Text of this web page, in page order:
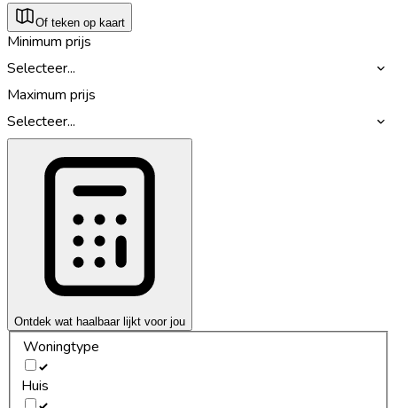
Of teken op kaart
Minimum prijs
Selecteer...
Maximum prijs
Selecteer...
Ontdek wat haalbaar lijkt voor jou
Woningtype
Huis